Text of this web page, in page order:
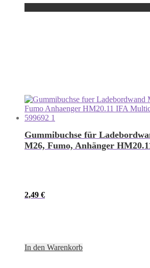
Gummibuchse für
M26, Fumo, Anhänger
2,49 €
In den Warenkorb